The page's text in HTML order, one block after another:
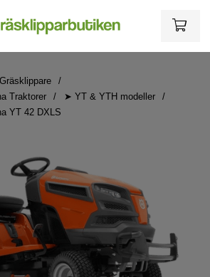
Traktorer
➤ YT & YTH modeller
YT 42 DXLS